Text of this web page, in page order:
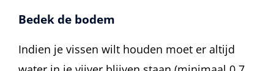
Bedek de bodem
Indien je vissen wilt houden moet er altijd